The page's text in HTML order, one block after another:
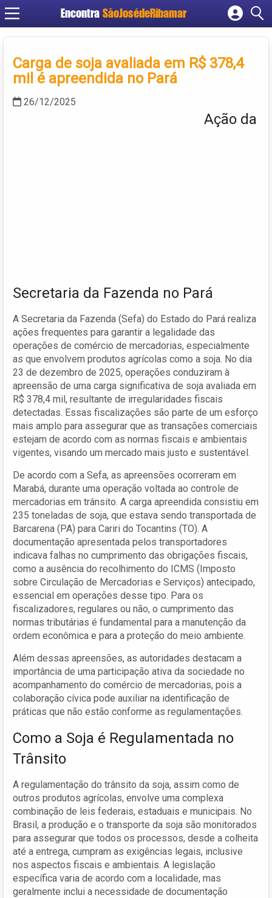
Encontra SãoJosédeRibamar
Cadastrar empresa
Criar conta
Carga de soja avaliada em R$ 378,4
mil é apreendida no Pará
26/12/2025
Ação da
Secretaria da Fazenda no Pará
A Secretaria da Fazenda (Sefa) do Estado do Pará realiza
ações frequentes para garantir a legalidade das
operações de comércio de mercadorias, especialmente
as que envolvem produtos agrícolas como a soja. No dia
23 de dezembro de 2025, operações conduziram à
apreensão de uma carga significativa de soja avaliada em
R$ 378,4 mil, resultante de irregularidades fiscais
detectadas. Essas fiscalizações são parte de um esforço
mais amplo para assegurar que as transações comerciais
estejam de acordo com as normas fiscais e ambientais
vigentes, visando um mercado mais justo e sustentável.
De acordo com a Sefa, as apreensões ocorreram em
Marabá, durante uma operação voltada ao controle de
mercadorias em trânsito. A carga apreendida consistiu em
235 toneladas de soja, que estava sendo transportada de
Barcarena (PA) para Cariri do Tocantins (TO). A
documentação apresentada pelos transportadores
indicava falhas no cumprimento das obrigações fiscais,
como a ausência do recolhimento do ICMS (Imposto
sobre Circulação de Mercadorias e Serviços) antecipado,
essencial em operações desse tipo. Para os
fiscalizadores, regulares ou não, o cumprimento das
normas tributárias é fundamental para a manutenção da
ordem econômica e para a proteção do meio ambiente.
Além dessas apreensões, as autoridades destacam a
importância de uma participação ativa da sociedade no
acompanhamento do comércio de mercadorias, pois a
colaboração cívica pode auxiliar na identificação de
práticas que não estão conforme as regulamentações.
Como a Soja é Regulamentada no
Trânsito
A regulamentação do trânsito da soja, assim como de
outros produtos agrícolas, envolve uma complexa
combinação de leis federais, estaduais e municipais. No
Brasil, a produção e o transporte da soja são monitorados
para assegurar que todos os processos, desde a colheita
até a entrega, cumpram as exigências legais, inclusive
nos aspectos fiscais e ambientais. A legislação
específica varia de acordo com a localidade, mas
geralmente inclui a necessidade de documentação